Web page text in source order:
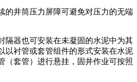
的井筒压力屏障可避免对压力的无端
隔器也可安装在未凝固的水泥中为其
以衬管或套管组件的形式安装在水泥
（套管）进行悬挂，固井作业可按照